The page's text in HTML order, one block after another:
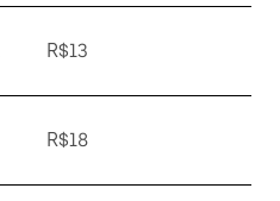
R$13
R$18